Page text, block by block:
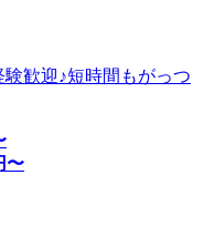
験歓迎♪短時間もがっつ
〜